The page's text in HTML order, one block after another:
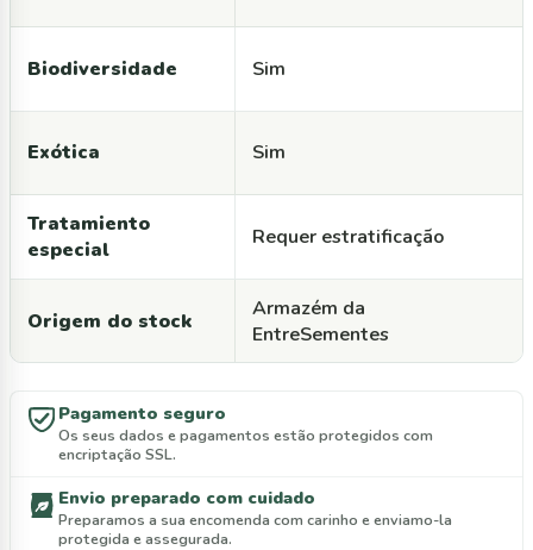
Biodiversidade Sim
Exótica Sim
Tratamiento
especial
Requer estratificação
Origem do stock
Armazém da
EntreSementes
Pagamento seguro
Os seus dados e pagamentos estão protegidos com
encriptação SSL.
Envio preparado com cuidado
Preparamos a sua encomenda com carinho e enviamo-la
protegida e assegurada.